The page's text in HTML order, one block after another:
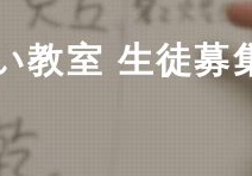
教室 生徒